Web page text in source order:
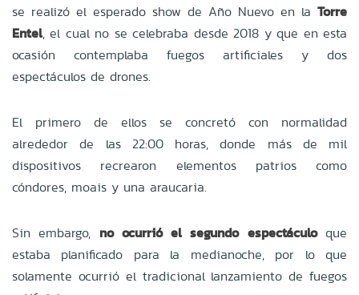
se realizó el esperado show de Año Nuevo en la Torre
Entel, el cual no se celebraba desde 2018 y que en esta
ocasión contemplaba fuegos artificiales y dos
espectáculos de drones.
El primero de ellos se concretó con normalidad
alrededor de las 22:00 horas, donde más de mil
dispositivos recrearon elementos patrios como
cóndores, moais y una araucaria.
Sin embargo, no ocurrió el segundo espectáculoque
estaba planificado para la medianoche, por lo que
solamente ocurrió el tradicional lanzamiento de fuegos